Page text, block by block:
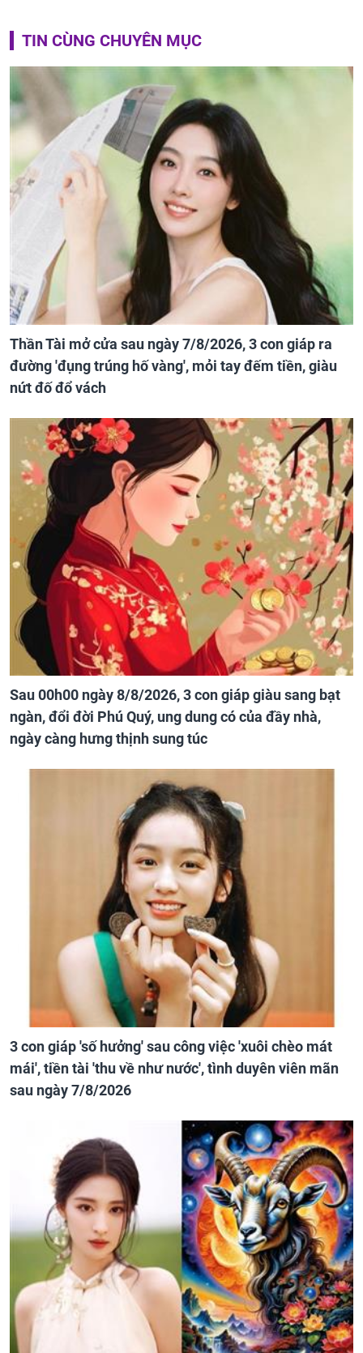
TIN CÙNG CHUYÊN MỤC
Thần Tài mở cửa sau ngày 7/8/2026, 3 con giáp ra
đường 'đụng trúng hố vàng', mỏi tay đếm tiền, giàu
nứt đố đổ vách
Sau 00h00 ngày 8/8/2026, 3 con giáp giàu sang bạt
ngàn, đổi đời Phú Quý, ung dung có của đầy nhà,
ngày càng hưng thịnh sung túc
3 con giáp 'số hưởng' sau công việc 'xuôi chèo mát
mái', tiền tài 'thu về như nước', tình duyên viên mãn
sau ngày 7/8/2026